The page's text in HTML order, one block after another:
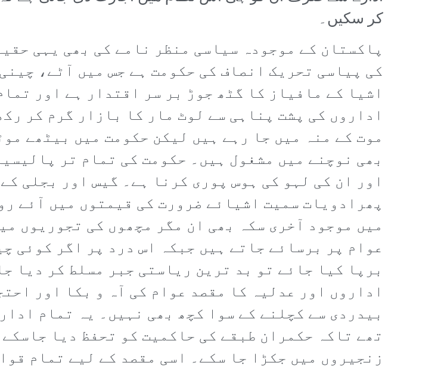
کر سکیں۔
پاکستان کے موجودہ سیاسی منظر نامے کی بھی یہی
کی پیاسی تحریک انصاف کی حکومت ہے جس میں آٹے،
اشیا کے مافیاز کا گٹھ جوڑ بر سر اقتدار ہے اور
اداروں کی پشت پناہی سے لوٹ مار کا بازار گرم کر
موت کے منہ میں جا رہے ہیں لیکن حکومت میں بیٹھے
بھی نوچنے میں مشغول ہیں۔ حکومت کی تمام تر
اور ان کی لہو کی ہوس پوری کرنا ہے۔ گیس اور بجلی
پھرادویات سمیت اشیائے ضرورت کی قیمتوں میں آئے
میں موجود آخری سکہ بھی ان مگر مچھوں کی تجوریوں
عوام پر برسائے جاتے ہیں جبکہ اس درد پر اگر کوئی
برپا کیا جائے تو بد ترین ریاستی جبر مسلط کر دیا
اداروں اور عدلیہ کا مقصد عوام کی آہ و بکا اور
بیدردی سے کچلنے کے سوا کچھ بھی نہیں۔ یہ تمام
تھے تاکہ حکمران طبقے کی حاکمیت کو تحفظ دیا
زنجیروں میں جکڑا جا سکے۔ اسی مقصد کے لیے تمام